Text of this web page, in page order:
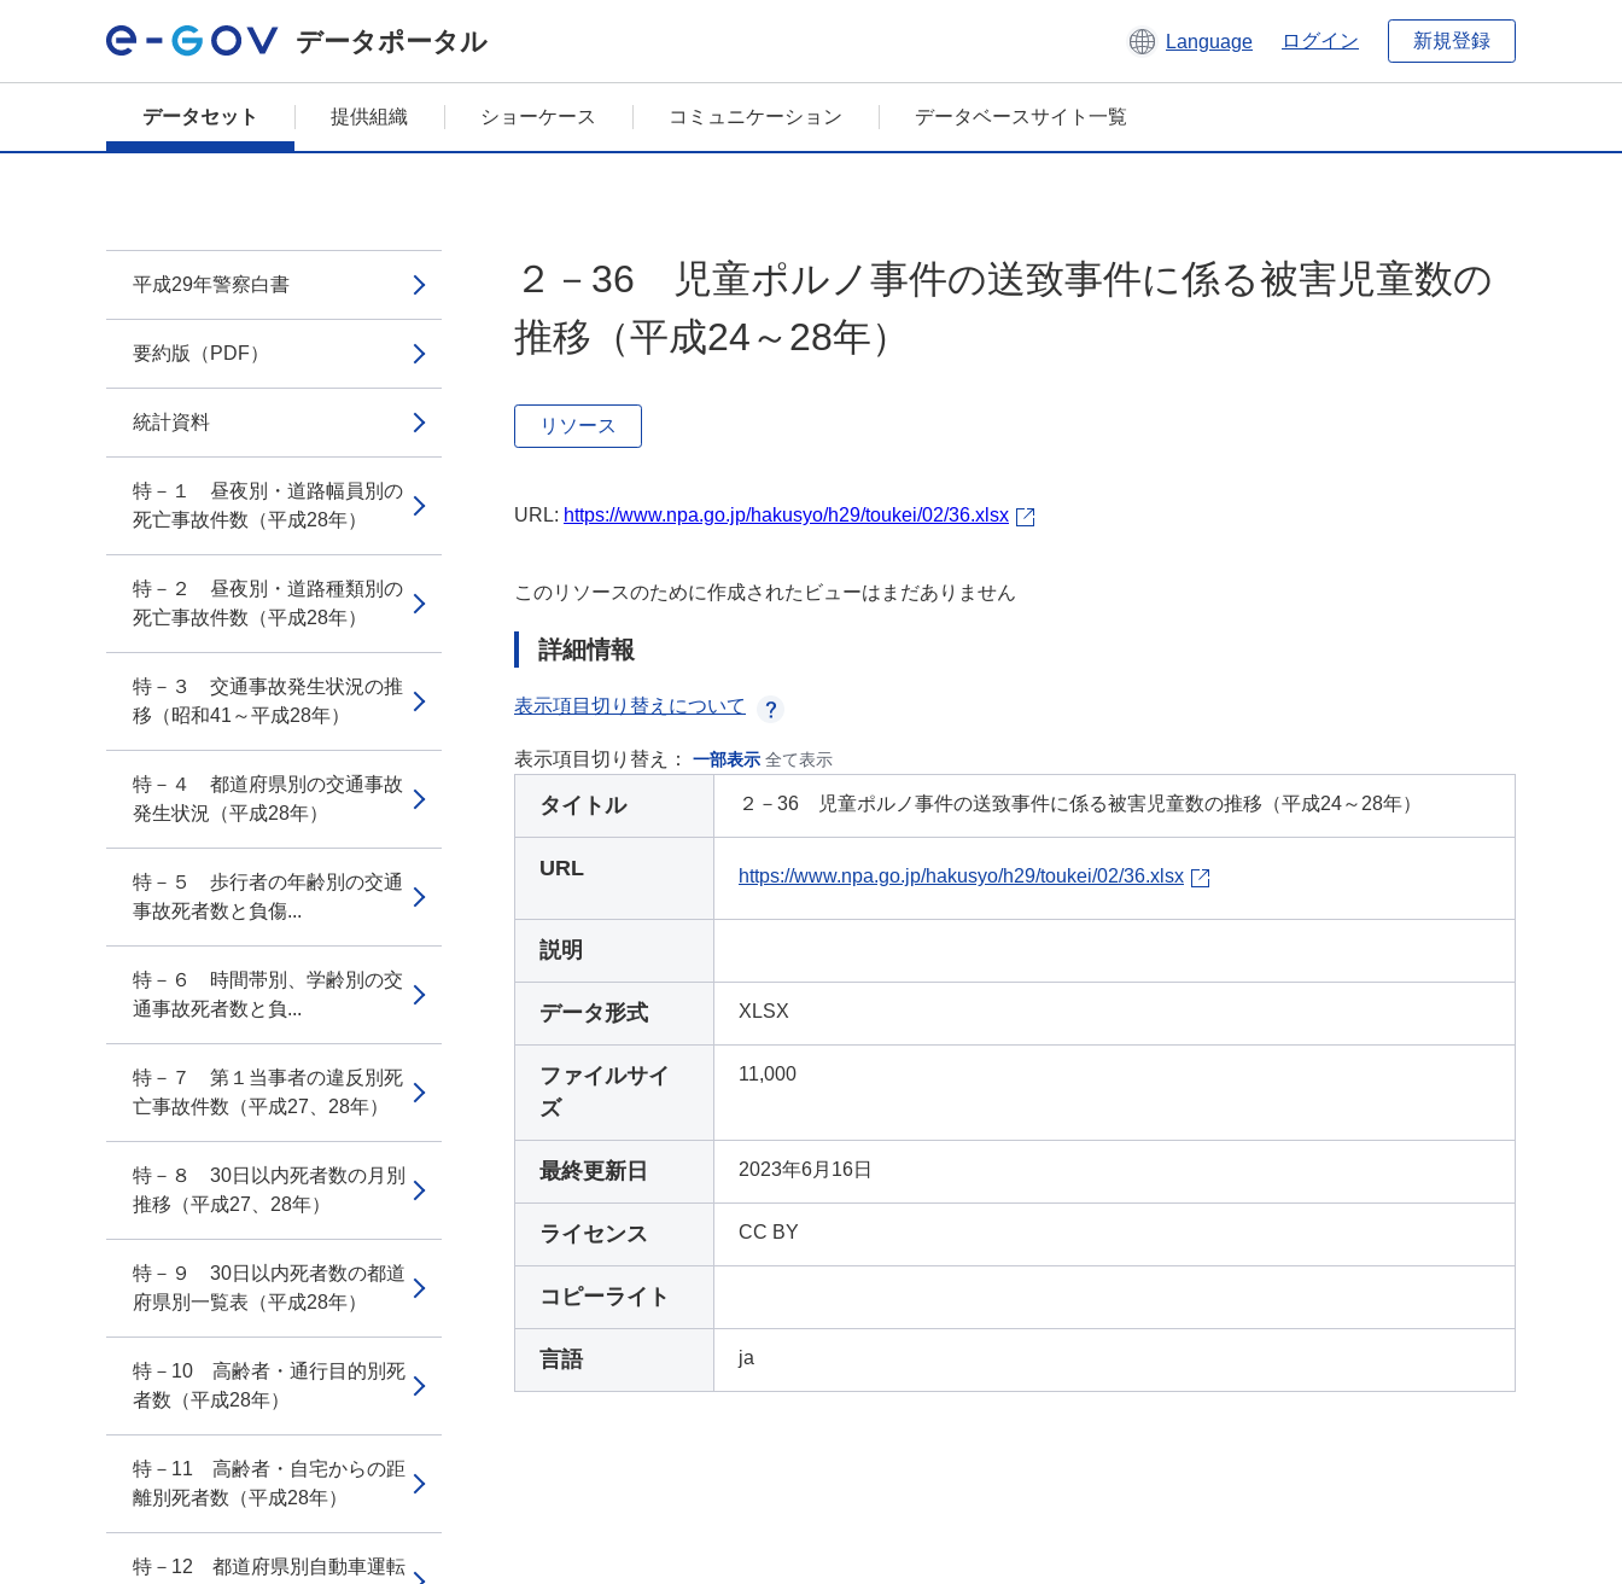
データポータル Language ログイン 新規登録
データセット 提供組織 ショーケース コミュニケーション データベースサイト一覧
平成29年警察白書
要約版（PDF）
統計資料
特－１ 昼夜別・道路幅員別の
死亡事故件数（平成28年）
特－２ 昼夜別・道路種類別の
死亡事故件数（平成28年）
特－３ 交通事故発生状況の推
移（昭和41～平成28年）
特－４ 都道府県別の交通事故
発生状況（平成28年）
特－５ 歩行者の年齢別の交通
事故死者数と負傷...
特－６ 時間帯別、学齢別の交
通事故死者数と負...
特－７ 第１当事者の違反別死
亡事故件数（平成27、28年）
特－８ 30日以内死者数の月別
推移（平成27、28年）
特－９ 30日以内死者数の都道
府県別一覧表（平成28年）
特－10 高齢者・通行目的別死
者数（平成28年）
特－11 高齢者・自宅からの距
離別死者数（平成28年）
特－12 都道府県別自動車運転
２－36 児童ポルノ事件の送致事件に係る被害児童数の
推移（平成24～28年）
リソース
URL: https://www.npa.go.jp/hakusyo/h29/toukei/02/36.xlsx
このリソースのために作成されたビューはまだありません
詳細情報
表示項目切り替えについて
表示項目切り替え： 一部表示 全て表示
タイトル ２－36 児童ポルノ事件の送致事件に係る被害児童数の推移（平成24～28年）
URL https://www.npa.go.jp/hakusyo/h29/toukei/02/36.xlsx
説明
データ形式 XLSX
ファイルサイ
ズ
11,000
最終更新日 2023年6月16日
ライセンス CC BY
コピーライト
言語 ja